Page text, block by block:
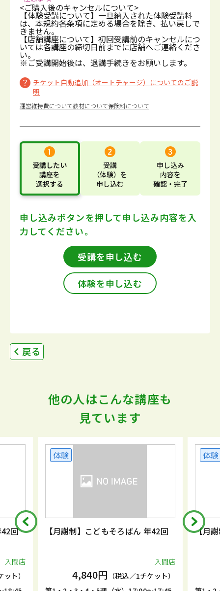
<ご購入後のキャンセルについて>
【体験受講について】一旦納入された体験受講料
は、本規約各条項に定める場合を除き、払い戻しで
きません。
【店舗講座について】初回受講前のキャンセルにつ
いては各講座の締切日前までに店舗へご連絡くださ
い。
※ご受講開始後は、退講手続きをお願いします。
チケット自動追加（オートチャージ）についてのご説
明
運営維持費について教材について保険料について
受講したい
講座を
選択する
受講
（体験） を
申し込む
申し込み
内容を
確認・完了
申し込みボタンを押して申し込み内容を入
力してください。
受講を申し込む
体験を申し込む
戻る
他の人はこんな講座も
見ています
回
入間店
ト）
体験
【月謝制】こどもそろばん 年42回
入間店
4,840円 （税込／1チケット）
体験
【月